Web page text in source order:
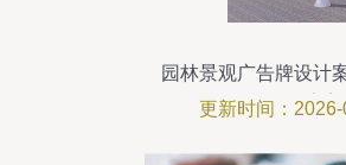
园林景观广告牌设计
牌完
更新时间：